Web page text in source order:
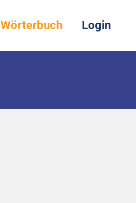
Wörterbuch Login